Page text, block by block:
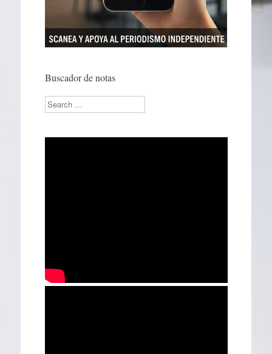
Buscador de notas
Search